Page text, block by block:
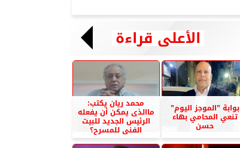
الأعلى قراءة
بوابة ”الموجز اليوم”
تنعي المحامي بهاء
حسن
محمد ريان يكتب:
ماالذى يمكن أن يفعله
الرئيس الجديد للبيت
الفنى للمسرح؟